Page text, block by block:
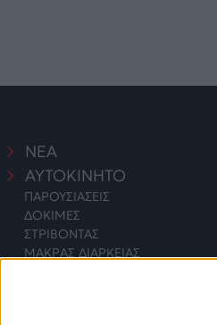
ΝΕΑ
ΑΥΤΟΚΙΝΗΤΟ
ΠΑΡΟΥΣΙΑΣΕΙΣ
ΔΟΚΙΜΕΣ
ΣΤΡΙΒΟΝΤΑΣ
ΜΑΚΡΑΣ ΔΙΑΡΚΕΙΑΣ